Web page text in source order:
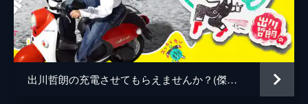
120分
#5 松坂大輔が登場“島根”絶景めぐり旅SP
■日本の原風景！島根＜清流・高津川＞から
＜津和野＞を通って■目指すは絶景の石見畳
ヶ浦■初登場！アインシュタイン河井が絶好
調■松坂大輔もノリノリ！ヤバいよヤバいよ
出川哲朗の充電させてもらえませんか？(傑作選)